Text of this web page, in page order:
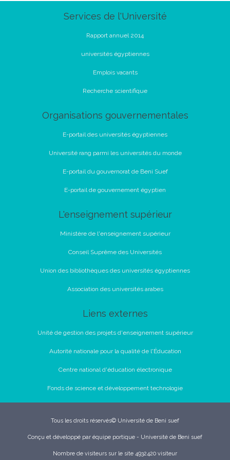
Services de l'Université
Rapport annuel 2014
universités égyptiennes
Emplois vacants
Recherche scientifique
Organisations gouvernementales
E-portail des universités égyptiennes
Université rang parmi les universités du monde
E-portail du gouvernorat de Beni Suef
E-portail de gouvernement égyptien
L'enseignement supérieur
Ministère de l'enseignement supérieur
Conseil Suprême des Universités
Union des bibliothèques des universités égyptiennes
Association des universités arabes
Liens externes
Unité de gestion des projets d'enseignement supérieur
Autorité nationale pour la qualité de l'Éducation
Centre national d'éducation électronique
Fonds de science et développement technologie
Tous les droits réservés© Université de Beni suef
Conçu et développé par équipe portique - Université de Beni suef
Nombre de visiteurs sur le site 4932420 visiteur